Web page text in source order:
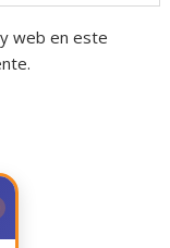
web en este